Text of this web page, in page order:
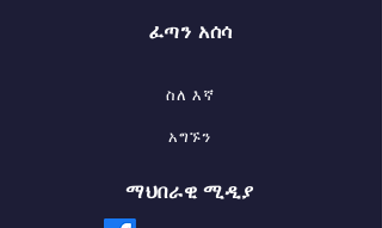
ፈጣን አሰሳ
ስለ እኛ
አግኙን
ማህበራዊ ሚዲያ